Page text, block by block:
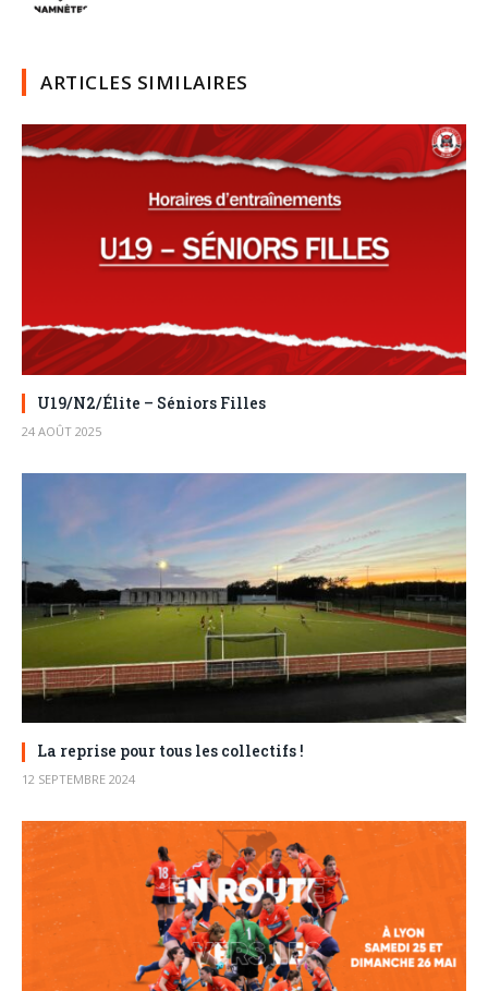
ARTICLES SIMILAIRES
U19/N2/Élite – Séniors Filles
24 AOÛT 2025
La reprise pour tous les collectifs !
12 SEPTEMBRE 2024